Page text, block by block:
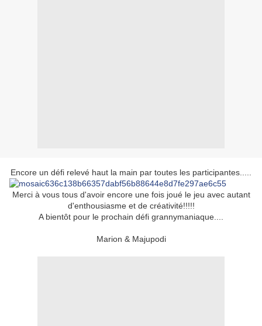
Encore un défi relevé haut la main par toutes les participantes.....
Merci à vous tous d'avoir encore une fois joué le jeu avec autant
d'enthousiasme et de créativité!!!!!
A bientôt pour le prochain défi grannymaniaque....
Marion & Majupodi